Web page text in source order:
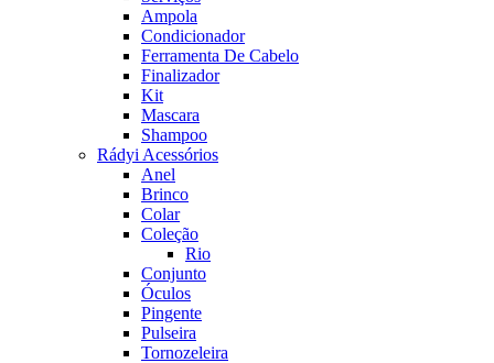
Ampola
Condicionador
Ferramenta De Cabelo
Finalizador
Kit
Mascara
Shampoo
Rádyi Acessórios
Anel
Brinco
Colar
Coleção
Rio
Conjunto
Óculos
Pingente
Pulseira
Tornozeleira